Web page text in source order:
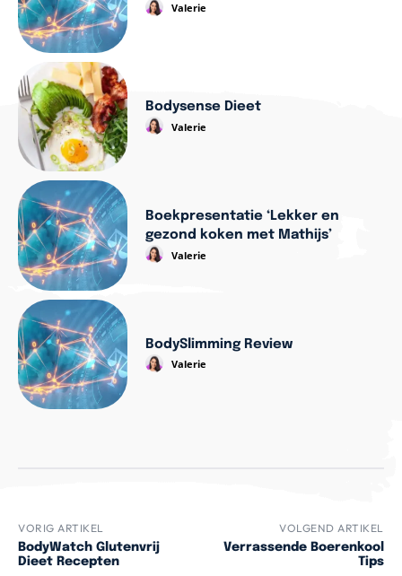
Valerie
Bodysense Dieet
Valerie
Boekpresentatie ‘Lekker en
gezond koken met Mathijs’
Valerie
BodySlimming Review
Valerie
VORIG ARTIKEL
BodyWatch Glutenvrij
Dieet Recepten
VOLGEND ARTIKEL
Verrassende Boerenkool
Tips